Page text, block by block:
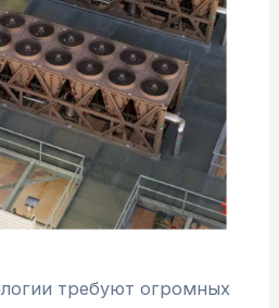
требуют огромных